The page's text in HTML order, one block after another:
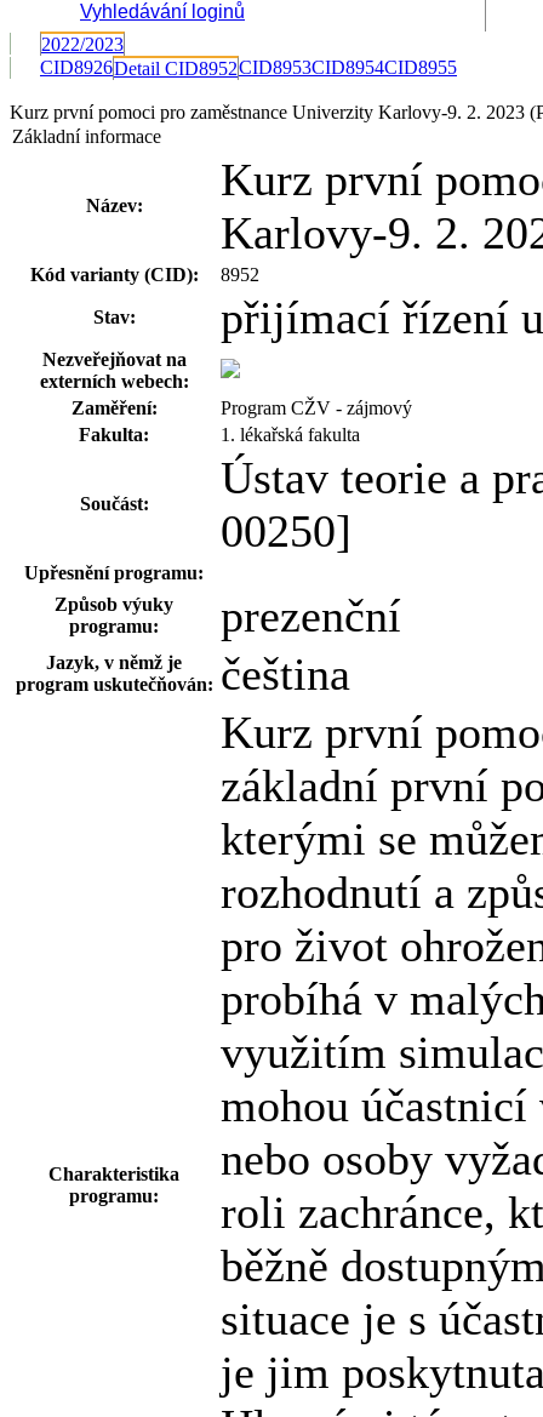
Vyhledávání loginů
2022/2023
CID8926Detail CID8952CID8953CID8954CID8955
Kurz první pomoci pro zaměstnance Univerzity Karlovy-9. 2. 2023
Základní informace
Název:
Kurz první
Karlovy-9. 2.
Kód varianty (CID): 8952
Stav: přijímací řízení
Nezveřejňovat na
externích webech:
Zaměření:
Program CŽV - zájmový
Fakulta:
1. lékařská fakulta
Součást:
Ústav teorie a
00250]
Upřesnění programu:
Způsob výuky
programu:
prezenční
Jazyk, v němž je
program uskutečňován: čeština
Charakteristika
programu:
Kurz první
základní první
kterými se
rozhodnutí a
pro život
probíhá v
využitím
mohou účastnicí
nebo osoby
roli zachránce,
běžně
situace je s
je jim